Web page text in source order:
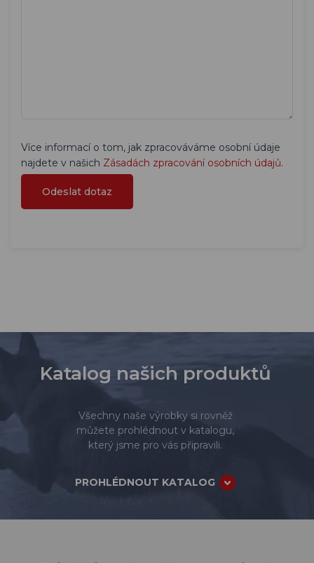
Více informací o tom, jak zpracováváme osobní údaje
najdete v našich Zásadách zpracování osobních údajů.
Katalog našich produktů
Všechny naše výrobky si rovněž
můžete prohlédnout v katalogu,
který jsme pro vás připravili.
PROHLÉDNOUT KATALOG